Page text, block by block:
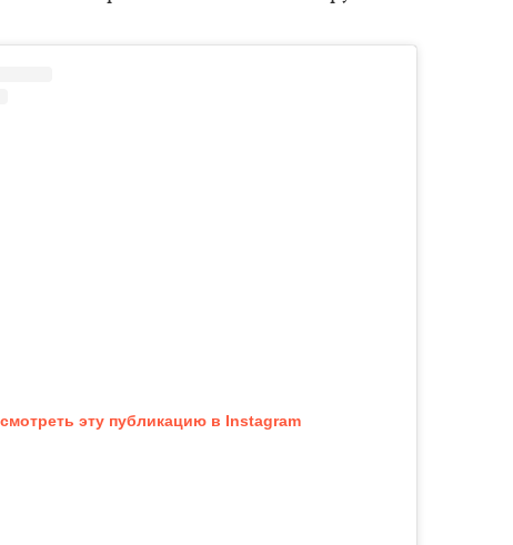
эту публикацию в Instagram